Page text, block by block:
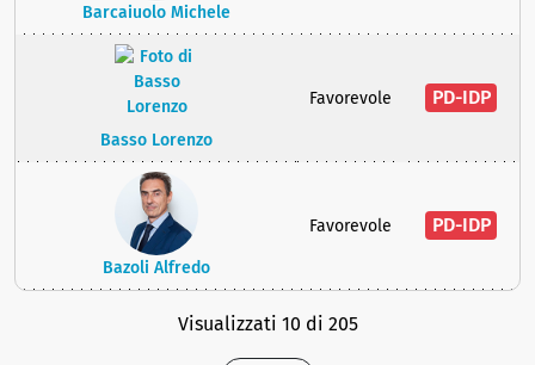
Barcaiuolo Michele
Basso Lorenzo
Favorevole PD-IDP
Bazoli Alfredo
Favorevole PD-IDP
Visualizzati 10 di 205